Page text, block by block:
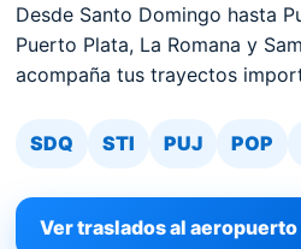
Desde Santo Domingo hasta
Puerto Plata, La Romana y
acompaña tus trayectos
SDQ STI PUJ POP
Ver traslados al aeropuerto